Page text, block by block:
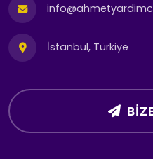
İstanbul, Türkiye